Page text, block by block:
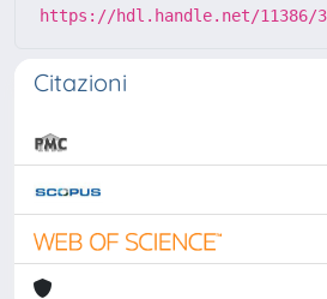
https://hdl.handle.net/11386/
Citazioni